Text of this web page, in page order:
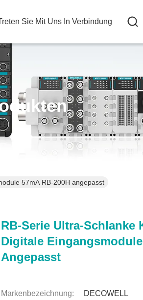
Sie Mit Uns In Verbindung
57mA RB-200H angepasst
RB-Serie Ultra-Schlanke
Digitale Eingangsmodule
Angepasst
Markenbezeichnung: DECOWELL